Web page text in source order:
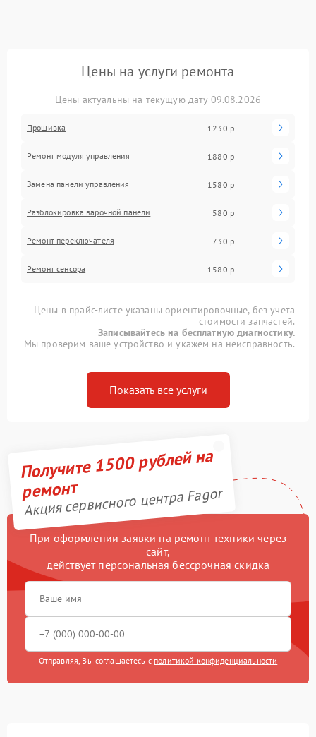
Цены на услуги ремонта
Цены актуальны на текущую дату 09.08.2026
Прошивка 1230 р
Ремонт модуля управления 1880 р
Замена панели управления 1580 р
Разблокировка варочной панели 580 р
Ремонт переключателя 730 р
Ремонт сенсора 1580 р
Цены в прайс-листе указаны ориентировочные, без учета
стоимости запчастей.
Записывайтесь на бесплатную диагностику.
Мы проверим ваше устройство и укажем на неисправность.
Показать все услуги
Получите 1500 рублей на
ремонт
Акция сервисного центра Fagor
При оформлении заявки на ремонт техники через
сайт,
действует персональная бессрочная скидка
Отправляя, Вы соглашаетесь с политикой конфиденциальности